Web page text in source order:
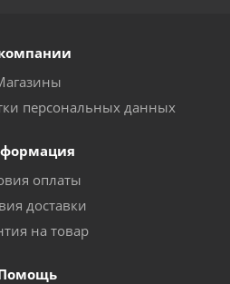
персональных данных
оплаты
доставки
на товар